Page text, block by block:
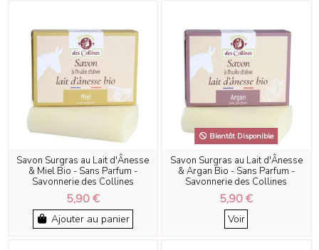
Savon Surgras au Lait d'Ânesse
& Miel Bio - Sans Parfum -
Savonnerie des Collines
5,90 €
Ajouter au panier
Bientôt Disponible
Savon Surgras au Lait d'Ânesse
& Argan Bio - Sans Parfum -
Savonnerie des Collines
5,90 €
Voir